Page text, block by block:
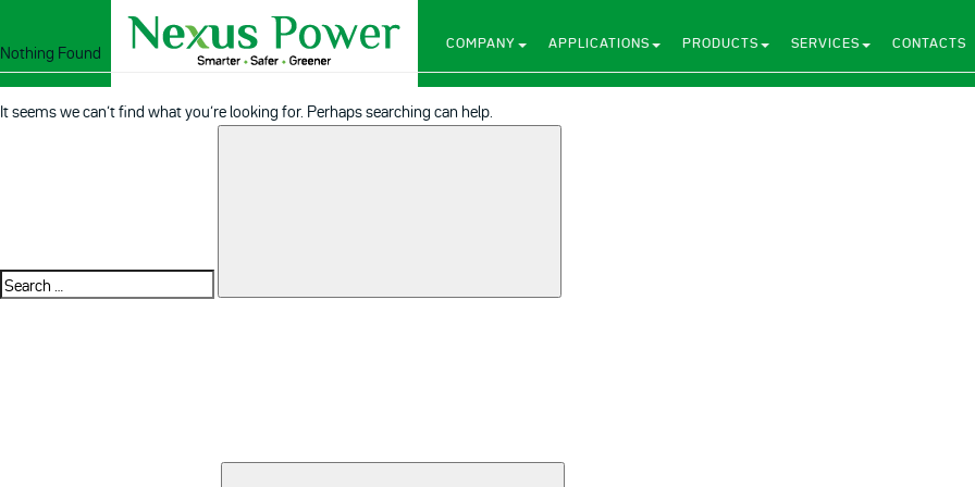
COMPANY APPLICATIONS PRODUCTS SERVICES CONTACTS
Nothing Found
It seems we can’t find what you’re looking for. Perhaps searching can help.